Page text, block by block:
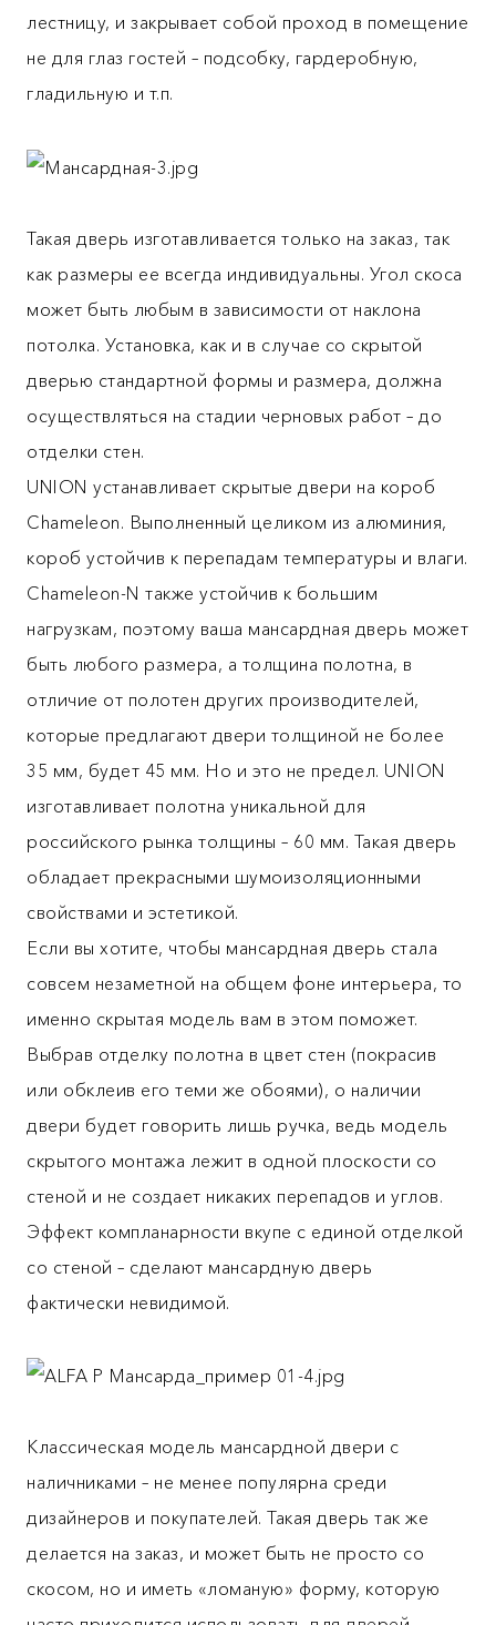
лестницу, и закрывает собой проход в помещение
не для глаз гостей – подсобку, гардеробную,
гладильную и т.п.
Такая дверь изготавливается только на заказ, так
как размеры ее всегда индивидуальны. Угол скоса
может быть любым в зависимости от наклона
потолка. Установка, как и в случае со скрытой
дверью стандартной формы и размера, должна
осуществляться на стадии черновых работ – до
отделки стен.
UNION устанавливает скрытые двери на короб
Chameleon. Выполненный целиком из алюминия,
короб устойчив к перепадам температуры и влаги.
Chameleon-N также устойчив к большим
нагрузкам, поэтому ваша мансардная дверь может
быть любого размера, а толщина полотна, в
отличие от полотен других производителей,
которые предлагают двери толщиной не более
35 мм, будет 45 мм. Но и это не предел. UNION
изготавливает полотна уникальной для
российского рынка толщины – 60 мм. Такая дверь
обладает прекрасными шумоизоляционными
свойствами и эстетикой.
Если вы хотите, чтобы мансардная дверь стала
совсем незаметной на общем фоне интерьера, то
именно скрытая модель вам в этом поможет.
Выбрав отделку полотна в цвет стен (покрасив
или обклеив его теми же обоями), о наличии
двери будет говорить лишь ручка, ведь модель
скрытого монтажа лежит в одной плоскости со
стеной и не создает никаких перепадов и углов.
Эффект компланарности вкупе с единой отделкой
со стеной – сделают мансардную дверь
фактически невидимой.
Классическая модель мансардной двери с
наличниками – не менее популярна среди
дизайнеров и покупателей. Такая дверь так же
делается на заказ, и может быть не просто со
скосом, но и иметь «ломаную» форму, которую